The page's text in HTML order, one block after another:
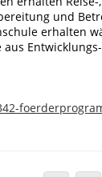
und
erhalten